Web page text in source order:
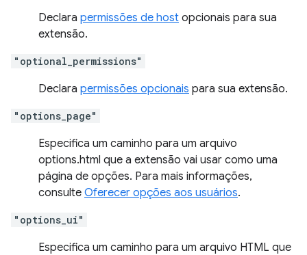
Declara permissões de host opcionais para sua
extensão.
"optional_permissions"
Declara permissões opcionais para sua extensão.
"options_page"
Especifica um caminho para um arquivo
options.html que a extensão vai usar como uma
página de opções. Para mais informações,
consulte Oferecer opções aos usuários.
"options_ui"
Especifica um caminho para um arquivo HTML que